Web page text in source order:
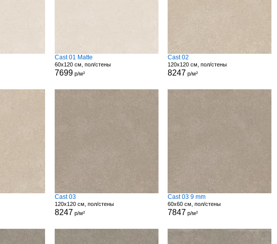
Cast 01 Matte
60x120 см, пол/стены
7699р/м²
Cast 02
120x120 см, пол/стены
8247 р/м²
Cast 03
120x120 см, пол/стены
8247 р/м²
Cast 03 9 mm
60x60 см, пол/стены
7847 р/м²